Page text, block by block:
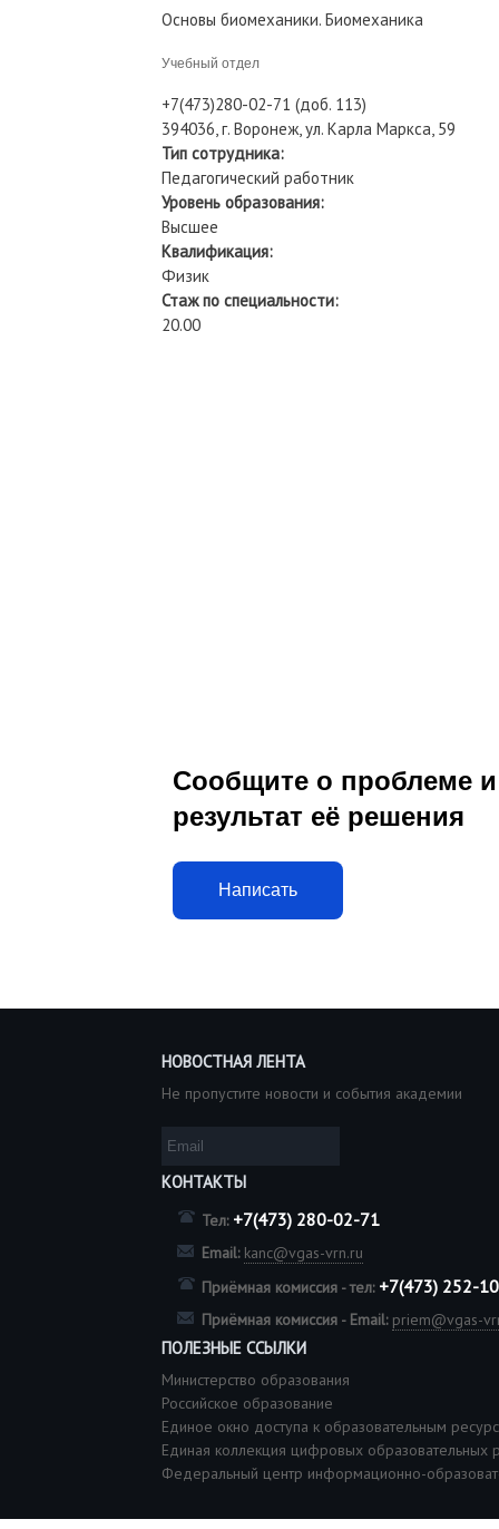
Основы биомеханики. Биомеханика
Учебный отдел
+7(473)280-02-71 (доб. 113)
394036, г. Воронеж, ул. Карла Маркса, 59
Тип сотрудника:
Педагогический работник
Уровень образования:
Высшее
Квалификация:
Физик
Стаж по специальности:
20.00
Сообщите о проблеме
результат её решения
Написать
НОВОСТНАЯ ЛЕНТА
Не пропустите новости и события академии
КОНТАКТЫ
Тел: +7(473) 280-02-71
Email: kanc@vgas-vrn.ru
Приёмная комиссия - тел: +7(473) 252-
Приёмная комиссия - Email: priem@vgas-
ПОЛЕЗНЫЕ ССЫЛКИ
Министерство образования
Российское образование
Единое окно доступа к образовательным
Единая коллекция цифровых образовательных
Федеральный центр информационно-